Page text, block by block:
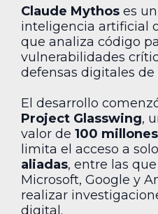
Claude Mythos es
inteligencia artificial
que analiza código
vulnerabilidades
defensas digitales
El desarrollo
Project Glasswing,
valor de 100
limita el acceso a solo
aliadas, entre las
Microsoft, Google y
realizar
digital.